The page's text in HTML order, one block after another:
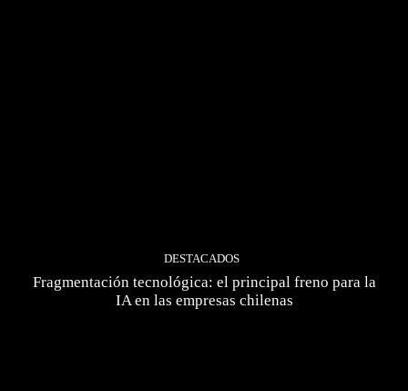
DESTACADOS
Fragmentación tecnológica: el principal freno para la
IA en las empresas chilenas